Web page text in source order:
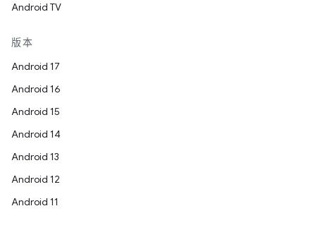
Android TV
版本
Android 17
Android 16
Android 15
Android 14
Android 13
Android 12
Android 11